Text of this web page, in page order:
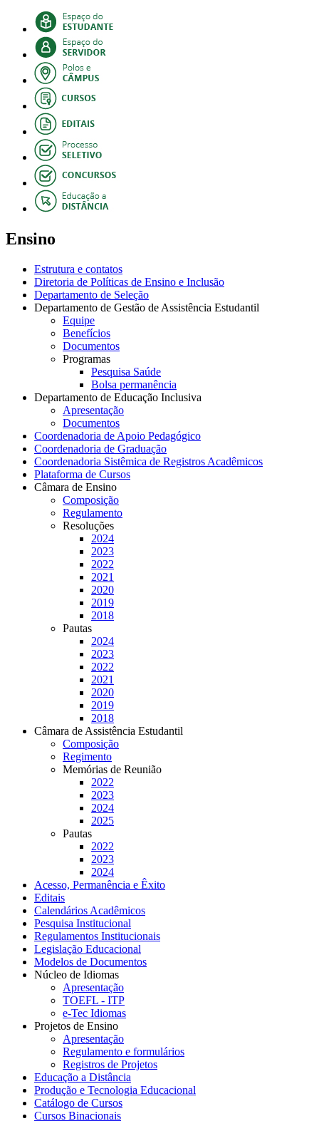
Ensino
Estrutura e contatos
Diretoria de Políticas de Ensino e Inclusão
Departamento de Seleção
Departamento de Gestão de Assistência Estudantil
Equipe
Benefícios
Documentos
Programas
Pesquisa Saúde
Bolsa permanência
Departamento de Educação Inclusiva
Apresentação
Documentos
Coordenadoria de Apoio Pedagógico
Coordenadoria de Graduação
Coordenadoria Sistêmica de Registros Acadêmicos
Plataforma de Cursos
Câmara de Ensino
Composição
Regulamento
Resoluções
2024
2023
2022
2021
2020
2019
2018
Pautas
2024
2023
2022
2021
2020
2019
2018
Câmara de Assistência Estudantil
Composição
Regimento
Memórias de Reunião
2022
2023
2024
2025
Pautas
2022
2023
2024
Acesso, Permanência e Êxito
Editais
Calendários Acadêmicos
Pesquisa Institucional
Regulamentos Institucionais
Legislação Educacional
Modelos de Documentos
Núcleo de Idiomas
Apresentação
TOEFL - ITP
e-Tec Idiomas
Projetos de Ensino
Apresentação
Regulamento e formulários
Registros de Projetos
Educação a Distância
Produção e Tecnologia Educacional
Catálogo de Cursos
Cursos Binacionais